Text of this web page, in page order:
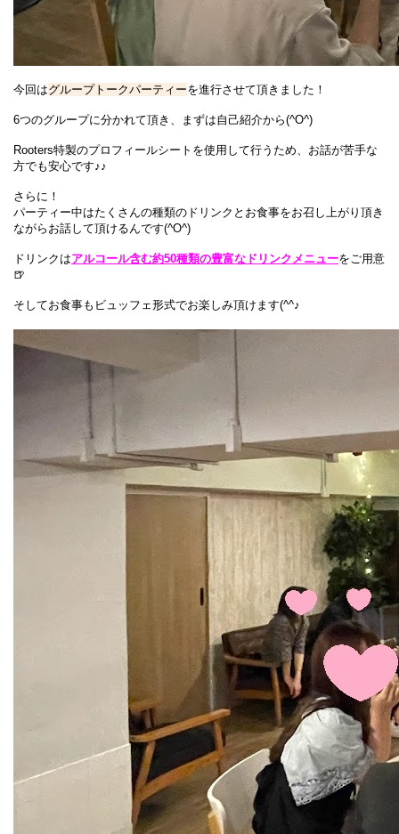
今回はグループトークパーティーを進行させて頂きました！
6つのグループに分かれて頂き、まずは自己紹介から(^O^)
Rooters特製のプロフィールシートを使用して行うため、お話が苦手な
方でも安心です♪♪
さらに！
パーティー中はたくさんの種類のドリンクとお食事をお召し上がり頂き
ながらお話して頂けるんです(^O^)
ドリンクはアルコール含む約50種類の豊富なドリンクメニューをご用意
🍺
そしてお食事も ビュッフェ形式でお楽しみ頂けます(^^♪